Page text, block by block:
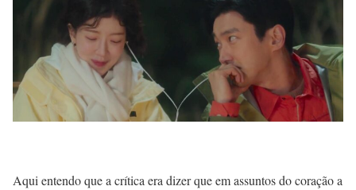
Aqui entendo que a crítica era dizer que em assuntos do coração a